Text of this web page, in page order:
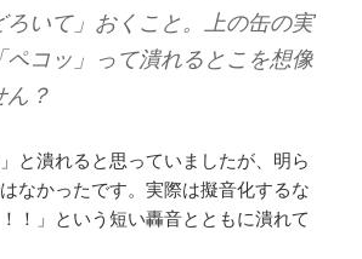
いて」おくこと。上の缶の実
コッ」って潰れるとこを想像
ん？
と潰れると思っていましたが、明ら
なかったです。実際は擬音化するな
！」という短い轟音とともに潰れて